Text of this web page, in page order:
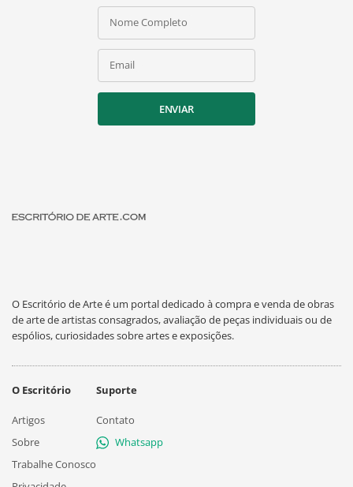
Nome Completo
Email
ENVIAR
O Escritório de Arte é um portal dedicado à compra e venda de obras
de arte de artistas consagrados, avaliação de peças individuais ou de
espólios, curiosidades sobre artes e exposições.
O Escritório
Artigos
Sobre
Trabalhe Conosco
Suporte
Contato
Whatsapp